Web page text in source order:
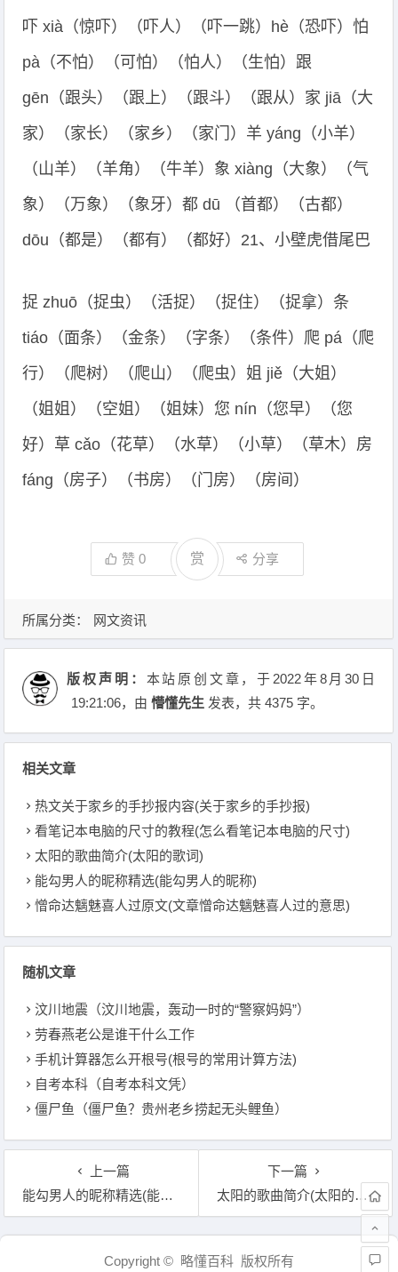
吓 xià（惊吓）（吓人）（吓一跳）hè（恐吓）怕
pà（不怕）（可怕）（怕人）（生怕）跟
gēn（跟头）（跟上）（跟斗）（跟从）家 jiā（大
家）（家长）（家乡）（家门）羊 yáng（小羊）
（山羊）（羊角）（牛羊）象 xiàng（大象）（气
象）（万象）（象牙）都 dū （首都）（古都）
dōu（都是）（都有）（都好）21、小壁虎借尾巴
捉 zhuō（捉虫）（活捉）（捉住）（捉拿）条
tiáo（面条）（金条）（字条）（条件）爬 pá（爬
行）（爬树）（爬山）（爬虫）姐 jiě（大姐）
（姐姐）（空姐）（姐妹）您 nín（您早）（您
好）草 cǎo（花草）（水草）（小草）（草木）房
fáng（房子）（书房）（门房）（房间）
赞0 赏 分享
所属分类： 网文资讯
版权声明： 本站原创文章，于2022年8月30日
19:21:06，由懵懂先生 发表，共 4375 字。
相关文章
热文关于家乡的手抄报内容(关于家乡的手抄报)
看笔记本电脑的尺寸的教程(怎么看笔记本电脑的尺寸)
太阳的歌曲简介(太阳的歌词)
能勾男人的昵称精选(能勾男人的昵称)
憎命达魑魅喜人过原文(文章憎命达魑魅喜人过的意思)
随机文章
汶川地震（汶川地震，轰动一时的“警察妈妈”）
劳春燕老公是谁干什么工作
手机计算器怎么开根号(根号的常用计算方法)
自考本科（自考本科文凭）
僵尸鱼（僵尸鱼？贵州老乡捞起无头鲤鱼）
上一篇
能勾男人的昵称精选(能勾男人的昵称)
下一篇
太阳的歌曲简介(太阳的歌词)
文章导航
Copyright © 略懂百科 版权所有